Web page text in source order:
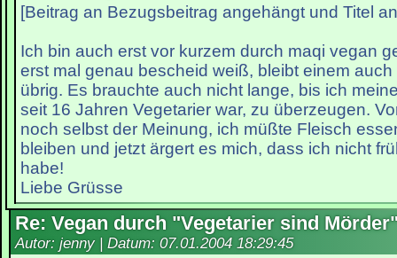
[Beitrag an Bezugsbeitrag angehängt und Titel
Ich bin auch erst vor kurzem durch maqi vegan
erst mal genau bescheid weiß, bleibt einem
übrig. Es brauchte auch nicht lange, bis ich
seit 16 Jahren Vegetarier war, zu überzeugen.
noch selbst der Meinung, ich müßte Fleisch
bleiben und jetzt ärgert es mich, dass ich nicht
habe!
Liebe Grüsse
Re: Vegan durch "Vegetarier sind
Autor: jenny | Datum: 07.01.2004 18:29:45